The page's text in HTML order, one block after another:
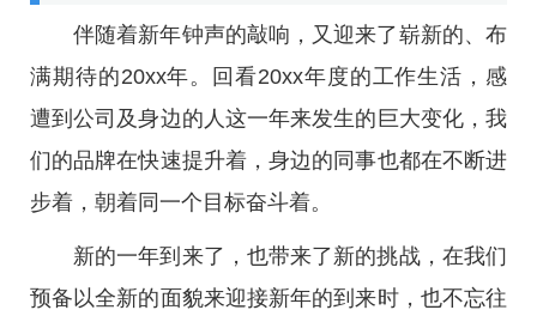
伴随着新年钟声的敲响，又迎来了崭新的、布
满期待的20xx年。回看20xx年度的工作生活，感
遭到公司及身边的人这一年来发生的巨大变化，我
们的品牌在快速提升着，身边的同事也都在不断进
步着，朝着同一个目标奋斗着。
新的一年到来了，也带来了新的挑战，在我们
预备以全新的面貌来迎接新年的到来时，也不忘往